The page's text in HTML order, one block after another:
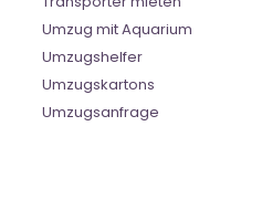
Umzug mit Aquarium
Umzugshelfer
Umzugskartons
Umzugsanfrage